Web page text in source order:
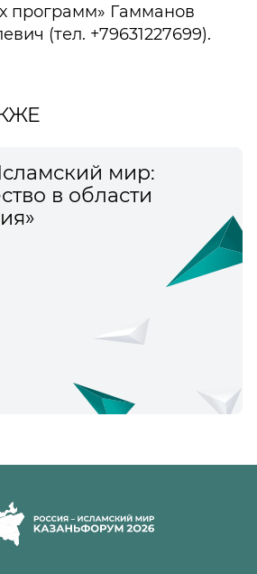
программ» Гамманов
(тел. +79631227699).
мир:
в области